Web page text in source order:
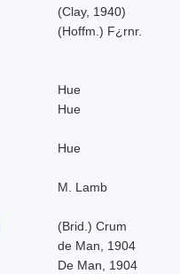
(Clay, 1940)
(Hoffm.) F¿rnr.
Hue
Hue
Hue
M. Lamb
(Brid.) Crum
de Man, 1904
De Man, 1904